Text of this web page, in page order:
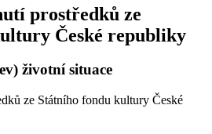
prostředků ze
České republiky
životní situace
ze Státního fondu kultury České